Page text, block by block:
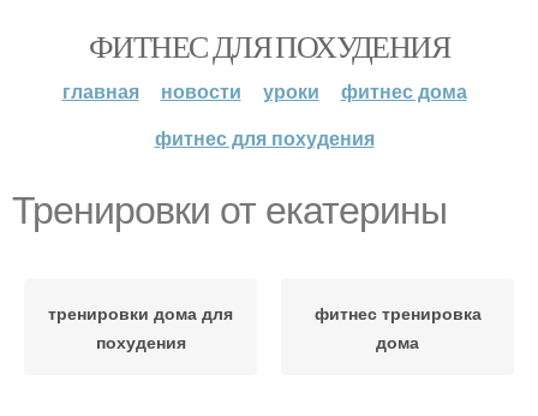
ФИТНЕС ДЛЯ ПОХУДЕНИЯ
главная новости уроки
фитнес дома
фитнес для похудения
Тренировки от екатерины
тренировки дома для
похудения
фитнес тренировка
дома